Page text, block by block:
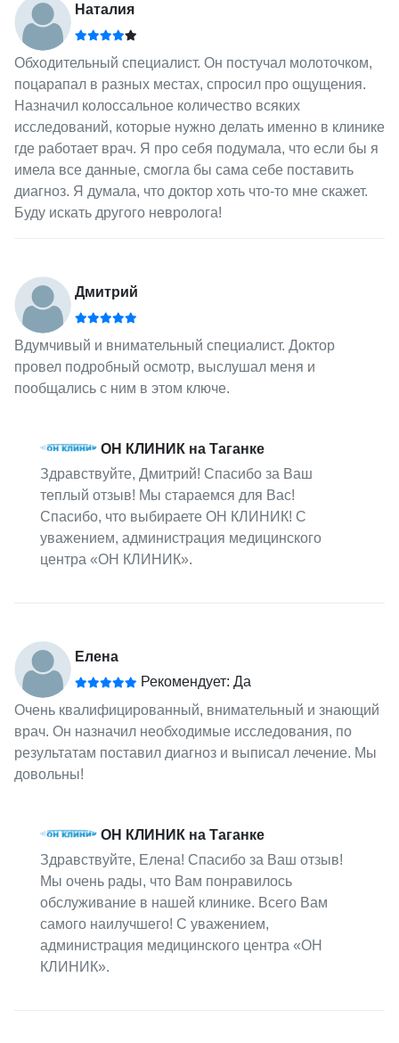
Наталия
Обходительный специалист. Он постучал молоточком,
поцарапал в разных местах, спросил про ощущения.
Назначил колоссальное количество всяких
исследований, которые нужно делать именно в клинике
где работает врач. Я про себя подумала, что если бы я
имела все данные, смогла бы сама себе поставить
диагноз. Я думала, что доктор хоть что-то мне скажет.
Буду искать другого невролога!
Дмитрий
Вдумчивый и внимательный специалист. Доктор
провел подробный осмотр, выслушал меня и
пообщались с ним в этом ключе.
ОН КЛИНИК на Таганке
Здравствуйте, Дмитрий! Спасибо за Ваш
теплый отзыв! Мы стараемся для Вас!
Спасибо, что выбираете ОН КЛИНИК! С
уважением, администрация медицинского
центра «ОН КЛИНИК».
Елена
Рекомендует: Да
Очень квалифицированный, внимательный и знающий
врач. Он назначил необходимые исследования, по
результатам поставил диагноз и выписал лечение. Мы
довольны!
ОН КЛИНИК на Таганке
Здравствуйте, Елена! Спасибо за Ваш отзыв!
Мы очень рады, что Вам понравилось
обслуживание в нашей клинике. Всего Вам
самого наилучшего! С уважением,
администрация медицинского центра «ОН
КЛИНИК».